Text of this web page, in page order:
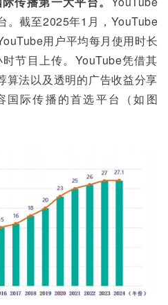
。截至2025年1月，YouTube
用户平均每月使用时长
节目上传。YouTube凭借其
算法以及透明的广告收益分享
国际传播的首选平台（如图